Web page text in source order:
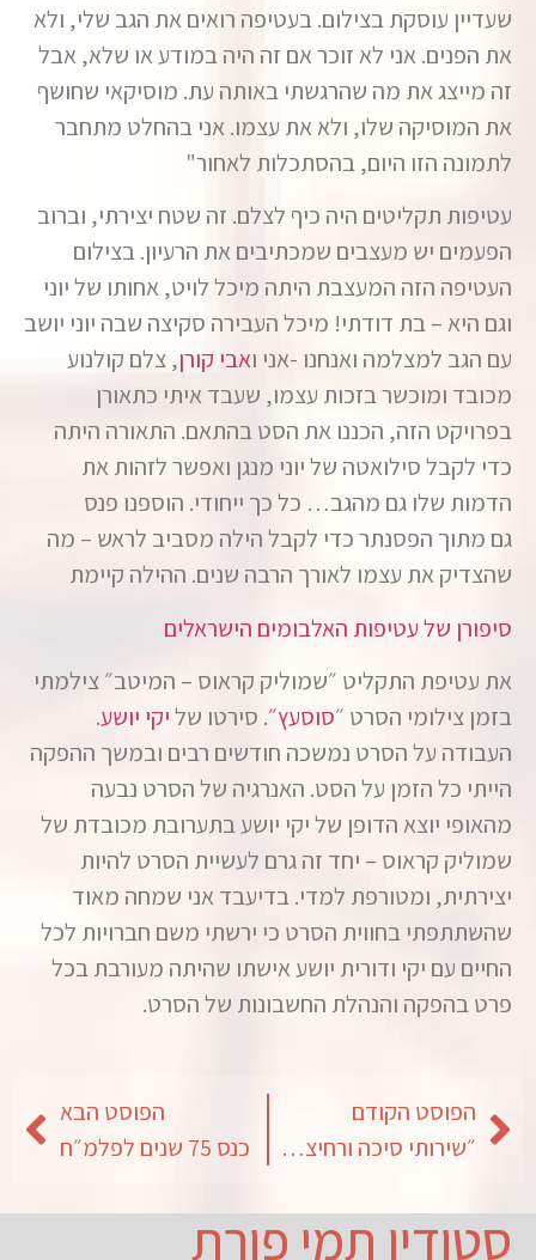
שעדיין עוסקת בצילום. בעטיפה רואים את הגב שלי, ולא
את הפנים. אני לא זוכר אם זה היה במודע או שלא, אבל
זה מייצג את מה שהרגשתי באותה עת. מוסיקאי שחושף
את המוסיקה שלו, ולא את עצמו. אני בהחלט מתחבר
לתמונה הזו היום, בהסתכלות לאחור"
עטיפות תקליטים היה כיף לצלם. זה שטח יצירתי, וברוב
הפעמים יש מעצבים שמכתיבים את הרעיון. בצילום
העטיפה הזה המעצבת היתה מיכל לויט, אחותו של יוני
וגם היא – בת דודתי! מיכל העבירה סקיצה שבה יוני יושב
עם הגב למצלמה ואנחנו -אני ואבי קורן, צלם קולנוע
מכובד ומוכשר בזכות עצמו, שעבד איתי כתאורן
בפרויקט הזה, הכננו את הסט בהתאם. התאורה היתה
כדי לקבל סילואטה של יוני מנגן ואפשר לזהות את
הדמות שלו גם מהגב… כל כך ייחודי. הוספנו פנס
גם מתוך הפסנתר כדי לקבל הילה מסביב לראש – מה
שהצדיק את עצמו לאורך הרבה שנים. ההילה קיימת
סיפורן של עטיפות האלבומים הישראלים
את עטיפת התקליט ״שמוליק קראוס – המיטב״ צילמתי
בזמן צילומי הסרט ״סוסעץ״. סירטו שליקי יושע.
העבודה על הסרט נמשכה חודשים רבים ובמשך ההפקה
הייתי כל הזמן על הסט. האנרגיה של הסרט נבעה
מהאופי יוצא הדופן של יקי יושע בתערובת מכובדת של
שמוליק קראוס – יחד זה גרם לעשיית הסרט להיות
יצירתית, ומטורפת למדי. בדיעבד אני שמחה מאוד
שהשתתפתי בחווית הסרט כי ירשתי משם חברויות לכל
החיים עם יקי ודורית יושע אישתו שהיתה מעורבת בכל
פרט בהפקה והנהלת החשבונות של הסרט.
הפוסט הקודם
״שירותי סיכה ורחיצה״ – מיצב אמנות
הפוסט הבא
כנס 75 שנים לפלמ״ח
סטודיו תמי פורת